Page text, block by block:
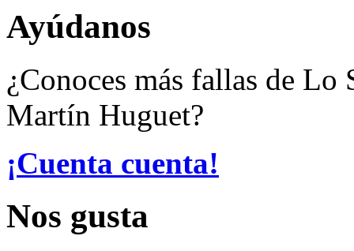
Ayúdanos
¿Conoces más fallas de
Martín Huguet?
¡Cuenta cuenta!
Nos gusta